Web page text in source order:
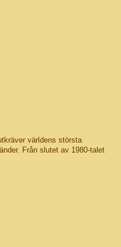
världens största
Från slutet av 1980-talet